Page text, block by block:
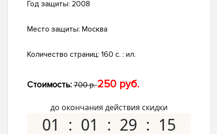
Год защиты: 2008
Место защиты: Москва
Количество страниц: 160 с. : ил.
Стоимость: 700 р.250 руб.
до окончания действия скидки
01 01 29 14